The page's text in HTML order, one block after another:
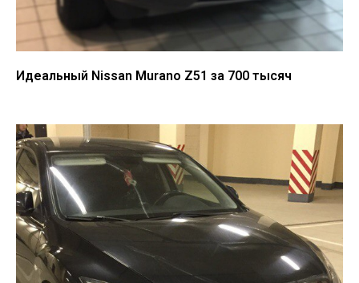
Идеальный Nissan Murano Z51 за 700 тысяч